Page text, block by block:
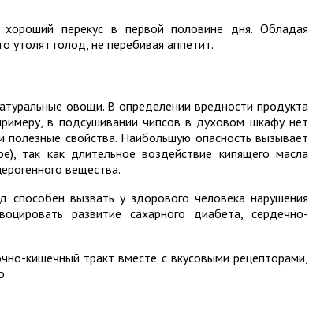
перекус в первой половине дня. Обладая
утолят голод, не перебивая аппетит.
овощи. В определении вредности продукта
в подсушивании чипсов в духовом шкафу нет
свойства. Наибольшую опасность вызывает
так как длительное воздействие кипящего масла
вещества.
способен вызвать у здорового человека нарушения
развитие сахарного диабета, сердечно-
кишечный тракт вместе с вкусовыми рецепторами,